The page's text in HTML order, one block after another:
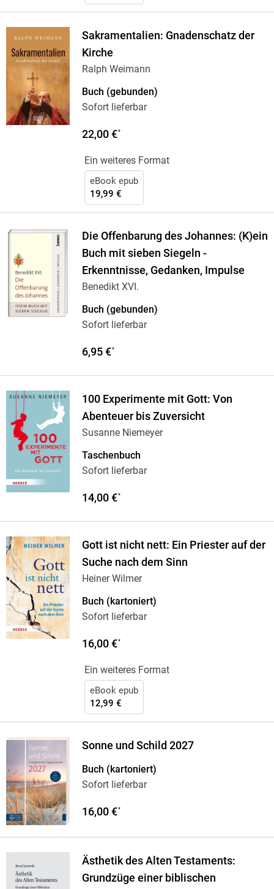
Sakramentalien: Gnadenschatz der
Kirche
Ralph Weimann
Buch (gebunden)
Sofort lieferbar
22,00 €*
Ein weiteres Format
eBook epub
19,99 €
Die Offenbarung des Johannes: (K)ein
Buch mit sieben Siegeln -
Erkenntnisse, Gedanken, Impulse
Benedikt XVI.
Buch (gebunden)
Sofort lieferbar
6,95 €*
100 Experimente mit Gott: Von
Abenteuer bis Zuversicht
Susanne Niemeyer
Taschenbuch
Sofort lieferbar
14,00 €*
Gott ist nicht nett: Ein Priester auf der
Suche nach dem Sinn
Heiner Wilmer
Buch (kartoniert)
Sofort lieferbar
16,00 €*
Ein weiteres Format
eBook epub
12,99 €
Sonne und Schild 2027
Buch (kartoniert)
Sofort lieferbar
16,00 €*
Ästhetik des Alten Testaments:
Grundzüge einer biblischen